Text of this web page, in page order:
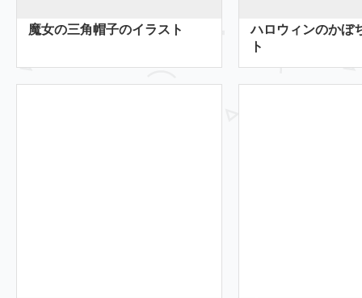
魔女の三角帽子のイラスト
ハロウィンのかぼ
ト